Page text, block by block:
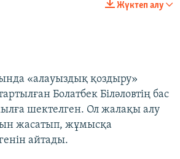
Жүктеп алу
«алауыздық қоздыру»
Болатбек Біләловтің бас
шектелген. Ол жалақы алу
жасатып, жұмысқа
айтады.